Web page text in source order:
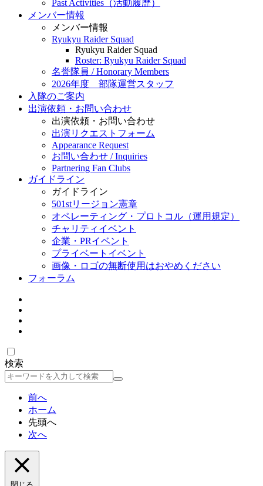
Past Activities（活動履歴）
メンバー情報
メンバー情報
Ryukyu Raider Squad
Ryukyu Raider Squad
Roster: Ryukyu Raider Squad
名誉隊員 / Honorary Members
2026年度 部隊運営スタッフ
入隊のご案内
出演依頼・お問い合わせ
出演依頼・お問い合わせ
出演リクエストフォーム
Appearance Request
お問い合わせ / Inquiries
Partnering Fan Clubs
ガイドライン
ガイドライン
501stリージョン憲章
オペレーティング・プロトコル（運用規定）
チャリティイベント
企業・PRイベント
プライベートイベント
画像・ロゴの無断使用はおやめください
フォーラム
検索
検
前へ
ホーム
先頭へ
次へ